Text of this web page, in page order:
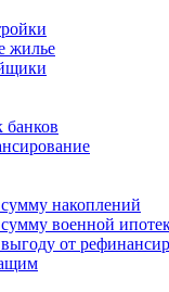
жилье
банков
накоплений
сумму военной
от